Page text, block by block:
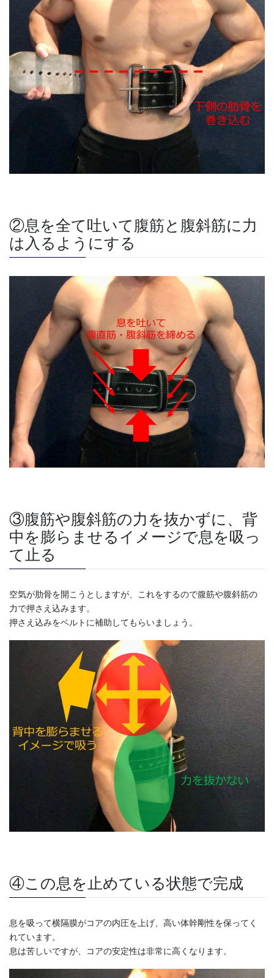
②息を全て吐いて腹筋と腹斜筋に力
は入るようにする
③腹筋や腹斜筋の力を抜かずに、背
中を膨らませるイメージで息を吸っ
て止る
空気が肋骨を開こうとしますが、これをするので腹筋や腹斜筋の
力で押さえ込みます。
押さえ込みをベルトに補助してもらいましょう。
④この息を止めている状態で完成
息を吸って横隔膜がコアの内圧を上げ、高い体幹剛性を保ってく
れています。
息は苦しいですが、コアの安定性は非常に高くなります。